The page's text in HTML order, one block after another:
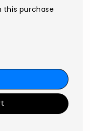
this purchase